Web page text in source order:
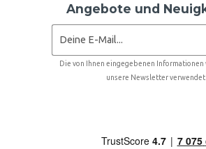
Angebote und
Die von Ihnen eingegebenen Informationen
unsere Newsletter verwendet.